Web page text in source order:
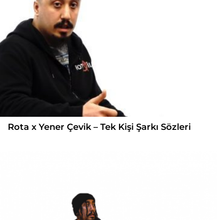
Rota x Yener Çevik – Tek Kişi Şarkı Sözleri